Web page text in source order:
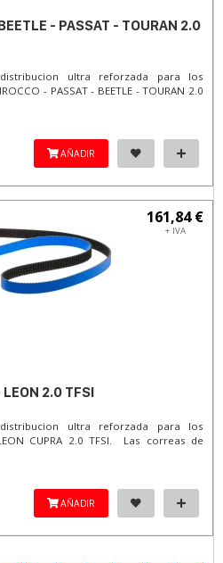
- PASSAT - TOURAN 2.0
distribucion ultra reforzada para los
- PASSAT - BEETLE - TOURAN 2.0
AÑADIR
161,84 €
+ IVA
2.0 TFSI
distribucion ultra reforzada para los
CUPRA 2.0 TFSI. Las correas de
AÑADIR